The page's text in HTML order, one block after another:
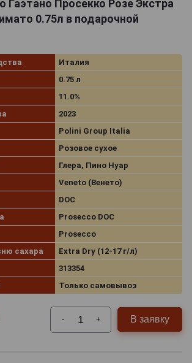
Гаэтано Просекко Розе Экстра
0.75л в подарочной
Италия
0.75 л
11.0%
2023
Polini Group Italia
Розовое сухое
Глера, Пино Нуар
Veneto (Венето)
DOC
Prosecco DOC
Prosecco
сахара
Extra Dry (12-17 г/л)
313354
Только самовывоз
- + В заявку